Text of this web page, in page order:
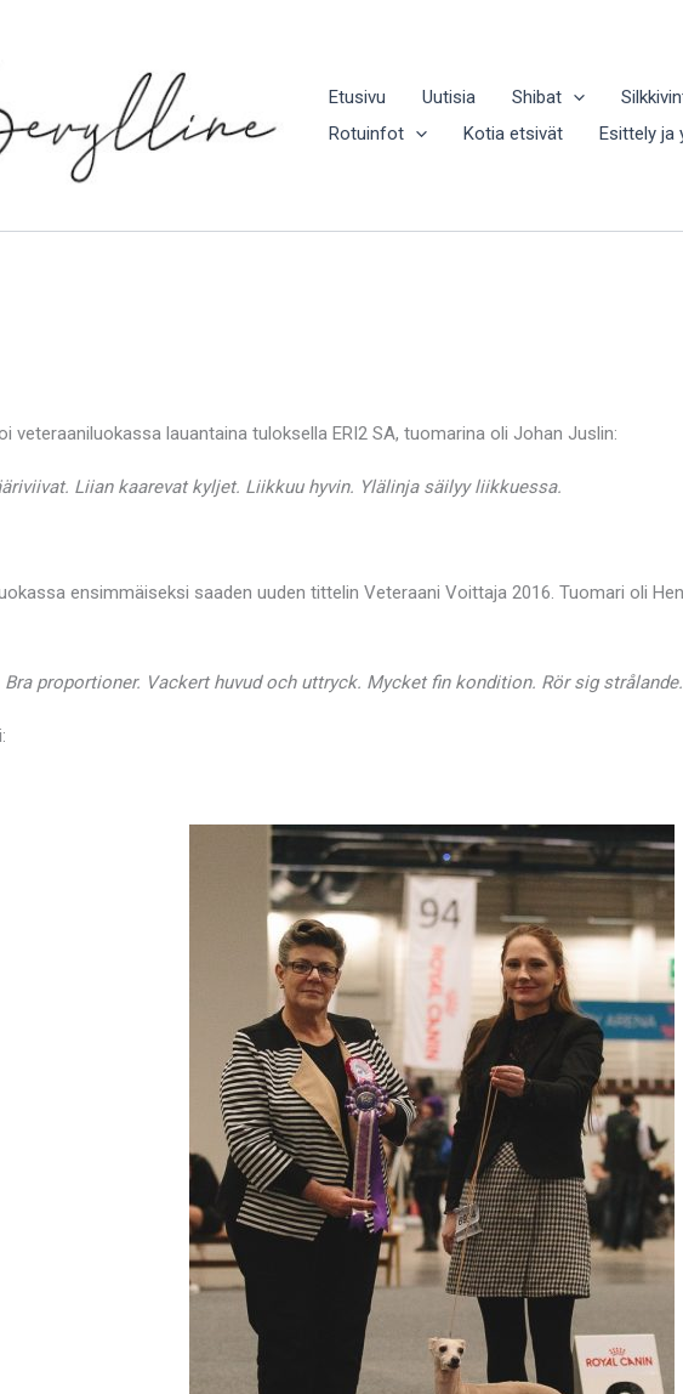
Etusivu
Uutisia Shibat
Rotuinfot
Kotia etsivät Esittely ja
veteraaniluokassa lauantaina tuloksella ERI2 SA, tuomarina oli Johan Juslin:
Liian kaarevat kyljet. Liikkuu hyvin. Ylälinja säilyy liikkuessa.
ensimmäiseksi saaden uuden tittelin Veteraani Voittaja 2016. Tuomari oli
proportioner. Vackert huvud och uttryck. Mycket fin kondition. Rör sig strålande.